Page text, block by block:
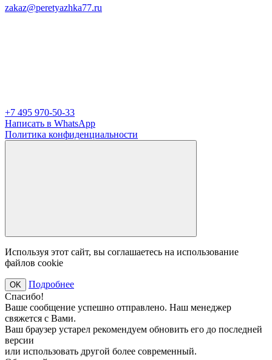
zakaz@peretyazhka77.ru
+7 495 970-50-33
Написать в WhatsApp
Политика конфиденциальности
Используя этот сайт, вы соглашаетесь на использование
файлов cookie
OK
Подробнее
Спасибо!
Ваше сообщение успешно отправлено. Наш менеджер
свяжется с Вами.
Ваш браузер устарел рекомендуем обновить его до последней
версии
или использовать другой более современный.